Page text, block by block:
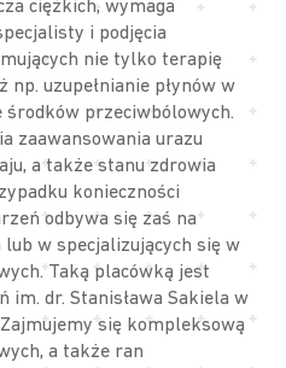
ciężkich, wymaga
i podjęcia
nie tylko terapię
uzupełnianie płynów w
środków przeciwbólowych.
zaawansowania urazu
a także stanu zdrowia
konieczności
odbywa się zaś na
lub w specjalizujących się w
Taką placówką jest
im. dr. Stanisława Sakiela w
się kompleksową
a także ran